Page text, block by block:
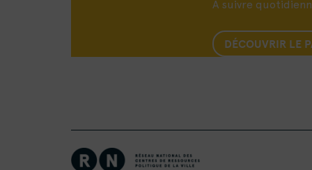
A suivre
DÉCOUVRIR LE